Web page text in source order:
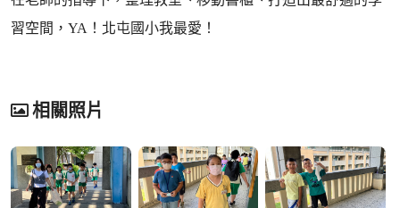
習空間，YA！北屯國小我最愛！
相關照片